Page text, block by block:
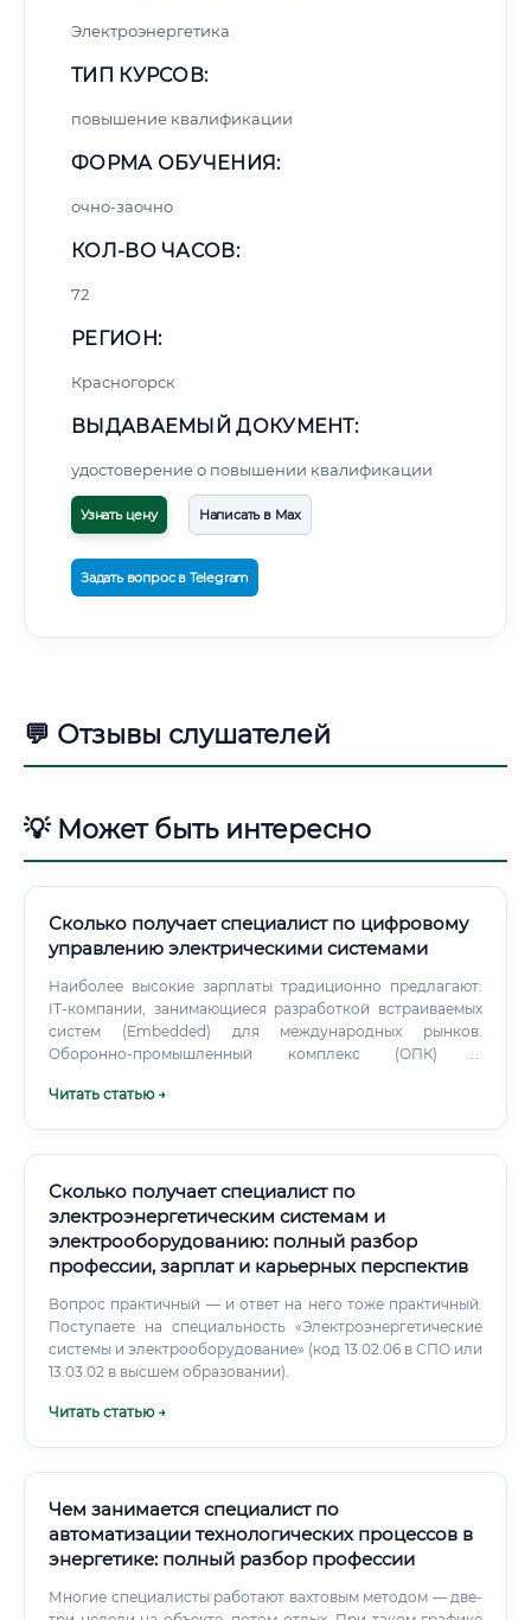
Электроэнергетика
ТИП КУРСОВ:
повышение квалификации
ФОРМА ОБУЧЕНИЯ:
очно-заочно
КОЛ-ВО ЧАСОВ:
72
РЕГИОН:
Красногорск
ВЫДАВАЕМЫЙ ДОКУМЕНТ:
удостоверение о повышении квалификации
Узнать цену Написать в Max
Задать вопрос в Telegram
💬 Отзывы слушателей
💡 Может быть интересно
Сколько получает специалист по цифровому
управлению электрическими системами
Наиболее высокие зарплаты традиционно предлагают:
IT-компании, занимающиеся разработкой встраиваемых
систем (Embedded) для международных рынков.
Оборонно-промышленный комплекс (ОПК) и
ответственности проектов. Нефтегазовая и добывающая
Читать статью →
Сколько получает специалист по
электроэнергетическим системам и
электрооборудованию: полный разбор
профессии, зарплат и карьерных перспектив
Вопрос практичный — и ответ на него тоже практичный.
Поступаете на специальность «Электроэнергетические
системы и электрооборудование» (код 13.02.06 в СПО или
13.03.02 в высшем образовании).
Читать статью →
Чем занимается специалист по
автоматизации технологических процессов в
энергетике: полный разбор профессии
Многие специалисты работают вахтовым методом — две-